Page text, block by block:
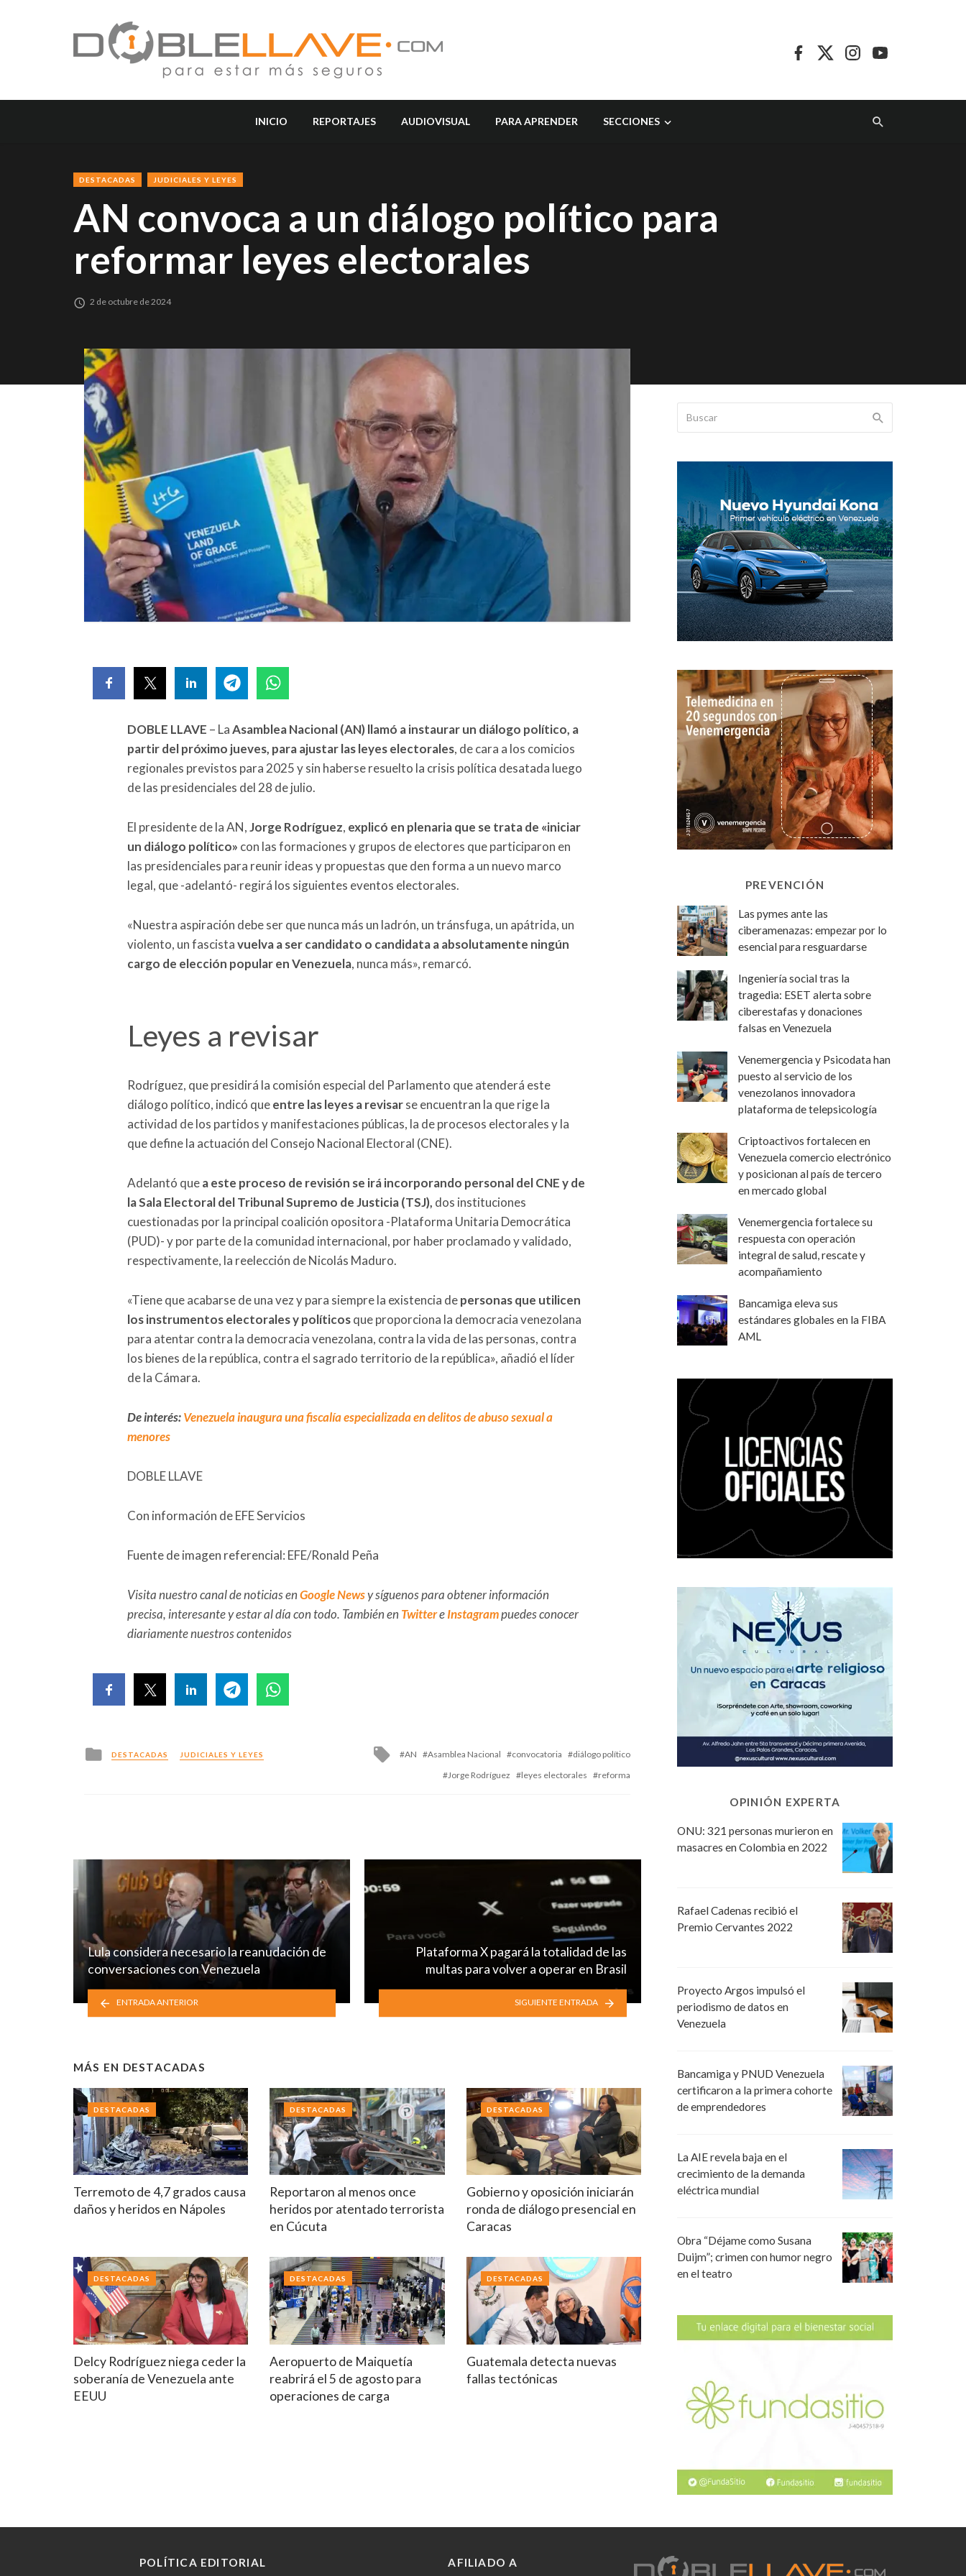
INICIO REPORTAJES AUDIOVISUAL PARA APRENDER SECCIONES
DESTACADAS JUDICIALES Y LEYES
AN convoca a un diálogo político para
reformar leyes electorales
2 de octubre de 2024
DOBLE LLAVE – LaAsamblea Nacional (AN) llamó a instaurar un diálogo político, a
partir del próximo jueves, para ajustar las leyes electorales, de cara a los comicios
regionales previstos para 2025 y sin haberse resuelto la crisis política desatada luego
de las presidenciales del 28 de julio.
El presidente de la AN,Jorge Rodríguez, explicó en plenaria que se trata de «iniciar
un diálogo político» con las formaciones y grupos de electores que participaron en
las presidenciales para reunir ideas y propuestas que den forma a un nuevo marco
legal, que -adelantó- regirá los siguientes eventos electorales.
«Nuestra aspiración debe ser que nunca más un ladrón, un tránsfuga, un apátrida, un
violento, un fascistavuelva a ser candidato o candidata a absolutamente ningún
cargo de elección popular en Venezuela, nunca más», remarcó.
Leyes a revisar
Rodríguez, que presidirá la comisión especial del Parlamento que atenderá este
diálogo político, indicó queentre las leyes a revisarse encuentran la que rige la
actividad de los partidos y manifestaciones públicas, la de procesos electorales y la
que define la actuación del Consejo Nacional Electoral (CNE).
Adelantó quea este proceso de revisión se irá incorporando personal del CNE y de
la Sala Electoral del Tribunal Supremo de Justicia (TSJ), dos instituciones
cuestionadas por la principal coalición opositora -Plataforma Unitaria Democrática
(PUD)- y por parte de la comunidad internacional, por haber proclamado y validado,
respectivamente, la reelección de Nicolás Maduro.
«Tiene que acabarse de una vez y para siempre la existencia depersonas que utilicen
los instrumentos electorales y políticosque proporciona la democracia venezolana
para atentar contra la democracia venezolana, contra la vida de las personas, contra
los bienes de la república, contra el sagrado territorio de la república», añadió el líder
de la Cámara.
De interés:Venezuela inaugura una fiscalía especializada en delitos de abuso sexual a
menores
DOBLE LLAVE
Con información de EFE Servicios
Fuente de imagen referencial: EFE/Ronald Peña
Visita nuestro canal de noticias enGoogle Newsy síguenos para obtener información
precisa, interesante y estar al día con todo. También en TwittereInstagrampuedes conocer
diariamente nuestros contenidos
Posted
in
DESTACADAS JUDICIALES Y LEYES
Tagged
AN Asamblea Nacional convocatoria
diálogo político
Jorge Rodríguez
leyes electorales reforma
Lula considera necesario la reanudación de
conversaciones con Venezuela
ENTRADA ANTERIOR
Plataforma X pagará la totalidad de las
multas para volver a operar en Brasil
SIGUIENTE ENTRADA
MÁS EN DESTACADAS
Terremoto de 4,7 grados causa
daños y heridos en Nápoles
DESTACADAS
Reportaron al menos once
heridos por atentado terrorista
en Cúcuta
DESTACADAS
Gobierno y oposición iniciarán
ronda de diálogo presencial en
Caracas
DESTACADAS
Delcy Rodríguez niega ceder la
soberanía de Venezuela ante
EEUU
DESTACADAS
Aeropuerto de Maiquetía
reabrirá el 5 de agosto para
operaciones de carga
DESTACADAS
Guatemala detecta nuevas
fallas tectónicas
DESTACADAS
PREVENCIÓN
Las pymes ante las
ciberamenazas: empezar por lo
esencial para resguardarse
Ingeniería social tras la
tragedia: ESET alerta sobre
ciberestafas y donaciones
falsas en Venezuela
Venemergencia y Psicodata han
puesto al servicio de los
venezolanos innovadora
plataforma de telepsicología
Criptoactivos fortalecen en
Venezuela comercio electrónico
y posicionan al país de tercero
en mercado global
Venemergencia fortalece su
respuesta con operación
integral de salud, rescate y
acompañamiento
Bancamiga eleva sus
estándares globales en la FIBA
AML
OPINIÓN EXPERTA
ONU: 321 personas murieron en
masacres en Colombia en 2022
Rafael Cadenas recibió el
Premio Cervantes 2022
Proyecto Argos impulsó el
periodismo de datos en
Venezuela
Bancamiga y PNUD Venezuela
certificaron a la primera cohorte
de emprendedores
La AIE revela baja en el
crecimiento de la demanda
eléctrica mundial
Obra “Déjame como Susana
Duijm”; crimen con humor negro
en el teatro
POLÍTICA EDITORIAL AFILIADO A